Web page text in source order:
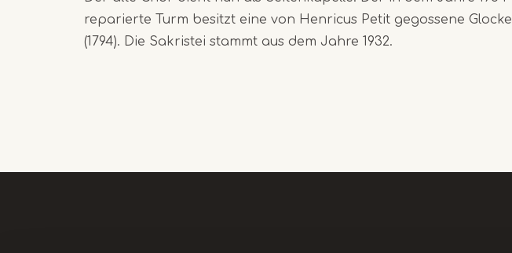
reparierte Turm besitzt eine von Henricus Petit gegossene Glocke
(1794). Die Sakristei stammt aus dem Jahre 1932.